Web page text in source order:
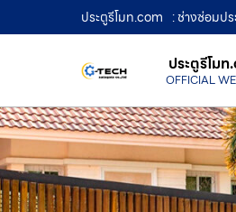
ประตูรีโมท.com : ช่างซ่อมป
ประตูรีโม
OFFICIAL